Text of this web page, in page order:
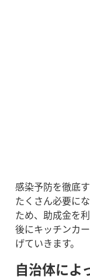
感染予防を徹底
たくさん必要に
ため、助成金を
後にキッチンカ
げていきます。
自治体によ